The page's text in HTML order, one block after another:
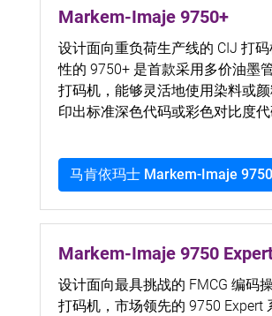
Markem-Imaje 9750+
设计面向重负荷生产线的 CIJ 打
性的 9750+ 是首款采用多价油墨
打码机，能够灵活地使用染料或
印出标准深色代码或彩色对比度代
马肯依玛士 Markem-Imaje
Markem-Imaje 9750
设计面向最具挑战的 FMCG 编码
打码机，市场领先的 9750 Expert